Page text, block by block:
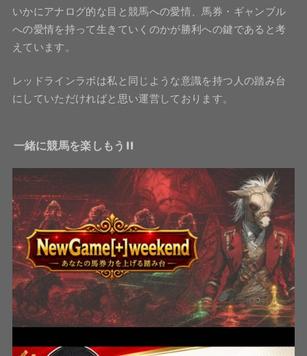
いかにアナログ的な目と競馬への愛情、馬券・ギャンブル
への愛情を持って生きていくのかが勝利への鍵であると考
えています。
レッドラインラボは私と同じような意識を持つ人の踏み台
にしていただければと思い運営しております。
一緒に競馬を楽しもう!!